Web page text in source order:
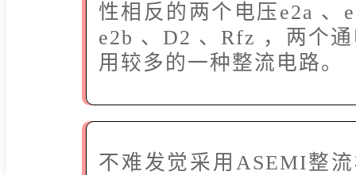
性相反的两个电压e2a 、
e2b 、D2 、Rfz ，两个
用较多的一种整流电路。
不难发觉采用ASEMI整